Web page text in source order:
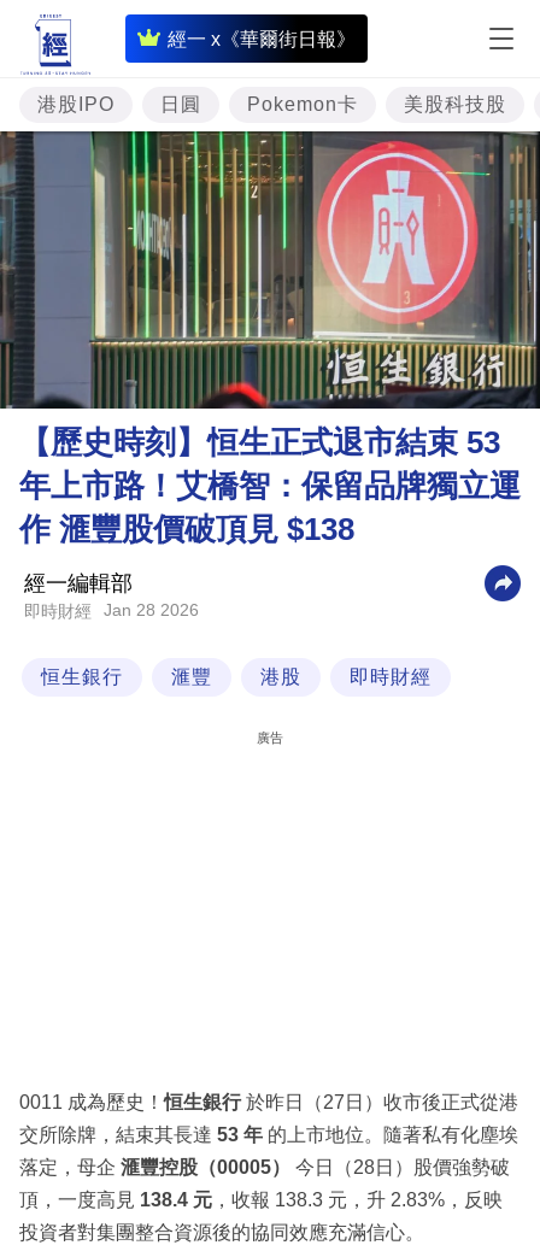
經一 x《華爾街日報》
即
時
財
經
專
題
投
資
樓
理
財
商
業
技
港股IPO 日圓 Pokemon卡 美股科技股
【歷史時刻】恒生正式退市結束 53
年上市路！艾橋智：保留品牌獨立運
作 滙豐股價破頂見 $138
經一編輯部
即時財經 Jan 28 2026
恒生銀行 滙豐 港股 即時財經
廣告
0011 成為歷史！恒生銀行於昨日（27日）收市後正式從港
交所除牌，結束其長達 53 年 的上市地位。隨著私有化塵埃
落定，母企 滙豐控股（00005）
今日（28日）股價強勢破
頂，一度高見 138.4 元 ，收報 138.3 元，升 2.83%，反映
投資者對集團整合資源後的協同效應充滿信心。